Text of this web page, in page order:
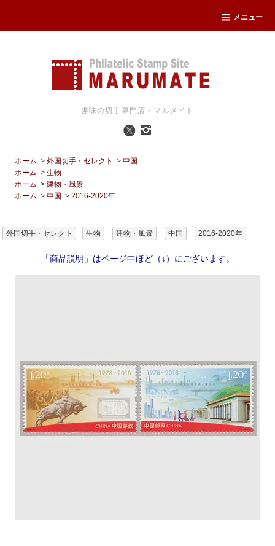
メニュー
趣味の切手専門店・マルメイト
ホーム >外国切手・セレクト >中国
ホーム >生物
ホーム >建物・風景
ホーム >中国 >2016-2020年
外国切手・セレクト 生物 建物・風景 中国 2016-2020年
「商品説明」はページ中ほど（↓）にございます。